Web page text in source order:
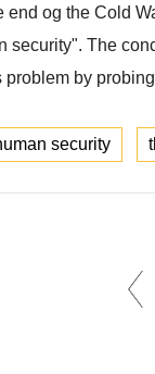
og the Cold
The
by
security